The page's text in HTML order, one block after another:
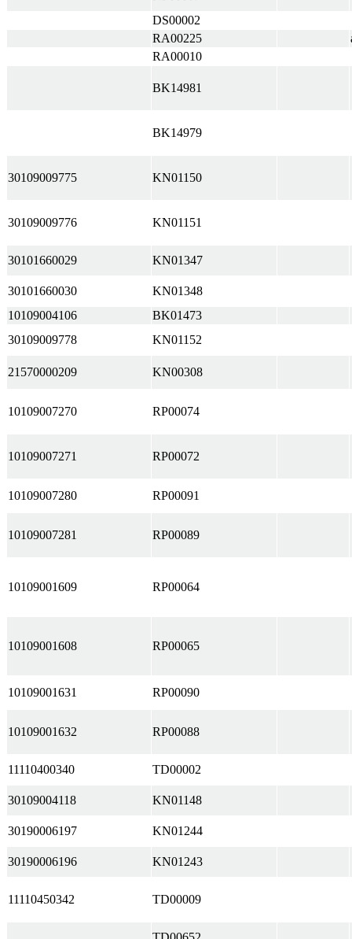
DS00002
RA00225
RA00010
BK14981
BK14979
30109009775 KN01150
30109009776 KN01151
30101660029 KN01347
30101660030
KN01348
10109004106
BK01473
30109009778
KN01152
21570000209 KN00308
10109007270 RP00074
10109007271 RP00072
10109007280 RP00091
10109007281 RP00089
10109001609 RP00064
10109001608 RP00065
10109001631 RP00090
10109001632 RP00088
11110400340 TD00002
30109004118 KN01148
30190006197 KN01244
30190006196 KN01243
11110450342 TD00009